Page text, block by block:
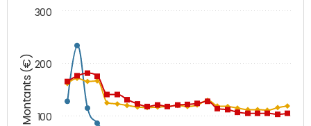
Montants (€) 100
200
300